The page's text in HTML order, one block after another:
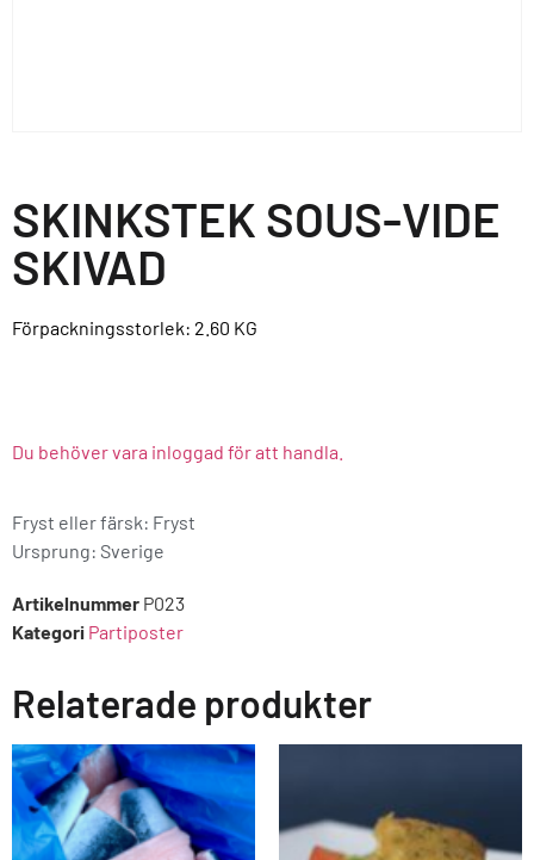
SKINKSTEK SOUS-VIDE
SKIVAD
Förpackningsstorlek: 2.60 KG
Du behöver vara inloggad för att handla.
Fryst eller färsk: Fryst
Ursprung: Sverige
Artikelnummer P023
Kategori Partiposter
Relaterade produkter